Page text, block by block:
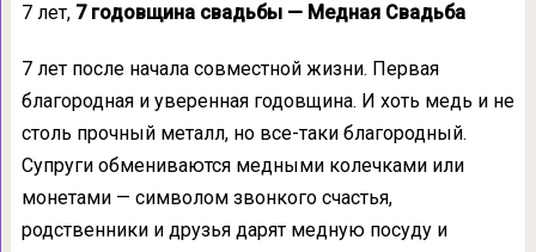
7 лет, 7 годовщина свадьбы — Медная Свадьба
7 лет после начала совместной жизни. Первая
благородная и уверенная годовщина. И хоть медь и не
столь прочный металл, но все-таки благородный.
Супруги обмениваются медными колечками или
монетами — символом звонкого счастья,
родственники и друзья дарят медную посуду и